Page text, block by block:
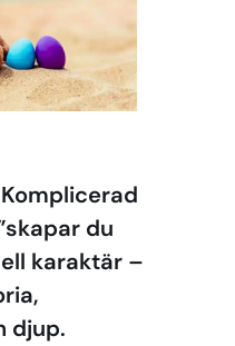
du
karaktär –
djup.